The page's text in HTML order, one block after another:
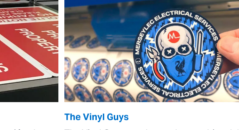
The Vinyl Guys